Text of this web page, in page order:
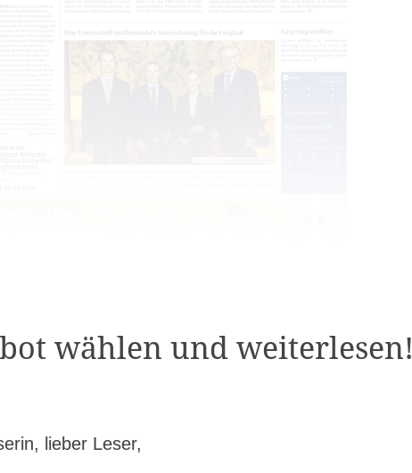
wählen und weiterlesen!
lieber Leser,